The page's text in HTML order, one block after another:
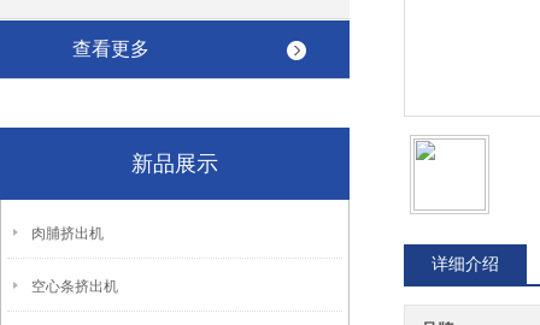
查看更多
新品展示
肉脯挤出机
空心条挤出机
详细介绍